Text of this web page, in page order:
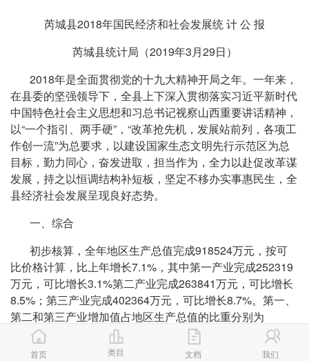
芮城县2018年国民经济和社会发展统 计 公 报
芮城县统计局（2019年3月29日）
2018年是全面贯彻党的十九大精神开局之年。一年来，
在县委的坚强领导下，全县上下深入贯彻落实习近平新时代
中国特色社会主义思想和习总书记视察山西重要讲话精神，
以“一个指引、两手硬”，“改革抢先机，发展站前列，各项工
作创一流”为总要求，以建设国家生态文明先行示范区为总
目标，勤力同心，奋发进取，担当作为，全力以赴促改革谋
发展，持之以恒调结构补短板，坚定不移办实事惠民生，全
县经济社会发展呈现良好态势。
一、综合
初步核算，全年地区生产总值完成918524万元，按可
比价格计算，比上年增长7.1%，其中第一产业完成252319
万元，可比增长3.1%第二产业完成263841万元，可比增长
8.5%；第三产业完成402364万元，可比增长8.7%。第一、
第二和第三产业增加值占地区生产总值的比重分别为
27.5%、28.7%、43.8%。
首页 类目 文档 我们